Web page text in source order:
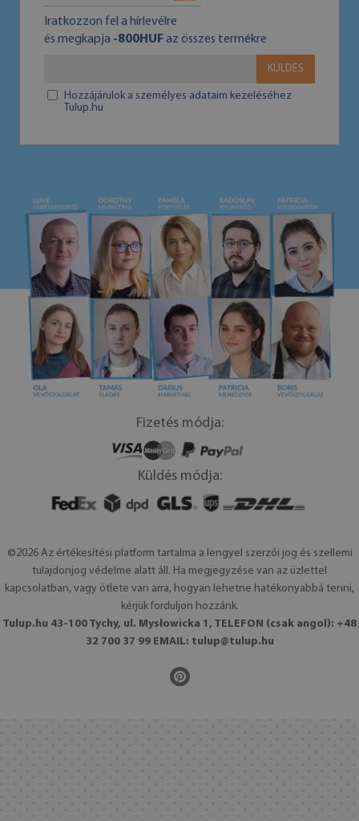
Iratkozzon fel a hírlevélre
és megkapja -800HUFaz összes termékre
KÜLDÉS
Hozzájárulok a személyes adataim kezeléséhez
Tulup.hu
Fizetés módja:
Küldés módja:
©2026 Az értékesítési platform tartalma a lengyel szerzői jog és szellemi
tulajdonjog védelme alatt áll. Ha megjegyzése van az üzlettel
kapcsolatban, vagy ötlete van arra, hogyan lehetne hatékonyabbá tenni,
kérjük forduljon hozzánk.
Tulup.hu 43-100 Tychy, ul. Mysłowicka 1, TELEFON (csak angol): +48
32 700 37 99 EMAIL: tulup@tulup.hu